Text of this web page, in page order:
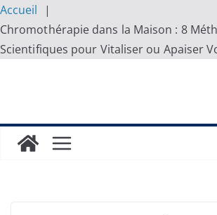
Accueil
Chromothérapie dans la Maison : 8
Scientifiques pour Vitaliser ou Apaiser